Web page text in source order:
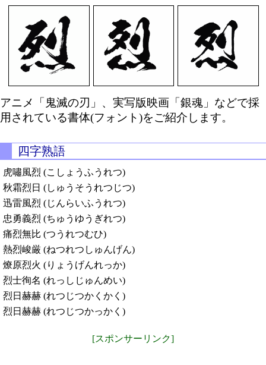
アニメ「鬼滅の刃」、実写版映画「銀魂」などで採
用されている書体(フォント)をご紹介します。
四字熟語
虎嘯風烈 (こしょうふうれつ)
秋霜烈日 (しゅうそうれつじつ)
迅雷風烈 (じんらいふうれつ)
忠勇義烈 (ちゅうゆうぎれつ)
痛烈無比 (つうれつむひ)
熱烈峻厳 (ねつれつしゅんげん)
燎原烈火 (りょうげんれっか)
烈士徇名 (れっしじゅんめい)
烈日赫赫 (れつじつかくかく)
烈日赫赫 (れつじつかっかく)
[スポンサーリンク]